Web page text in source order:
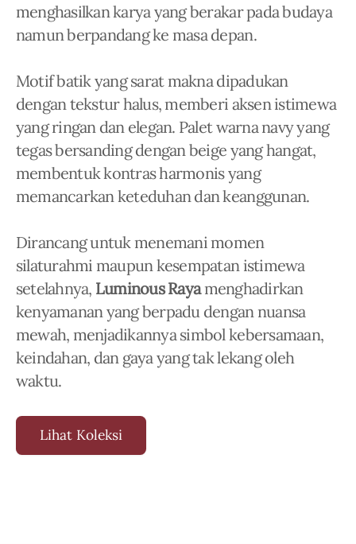
menghasilkan karya yang berakar pada budaya
namun berpandang ke masa depan.
Motif batik yang sarat makna dipadukan
dengan tekstur halus, memberi aksen istimewa
yang ringan dan elegan. Palet warna navy yang
tegas bersanding dengan beige yang hangat,
membentuk kontras harmonis yang
memancarkan keteduhan dan keanggunan.
Dirancang untuk menemani momen
silaturahmi maupun kesempatan istimewa
setelahnya, Luminous Rayamenghadirkan
kenyamanan yang berpadu dengan nuansa
mewah, menjadikannya simbol kebersamaan,
keindahan, dan gaya yang tak lekang oleh
waktu.
Lihat Koleksi